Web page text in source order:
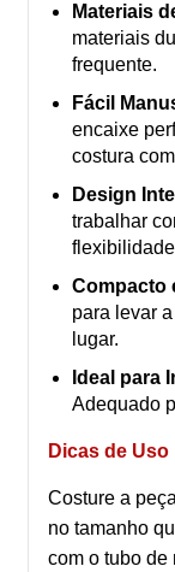
Materiais
materiais
frequente.
Fácil
encaixe
costura
Design
trabalhar
Compacto
para levar
lugar.
Ideal para
Adequado
Dicas de Uso
Costure a
no tamanho
com o tubo de